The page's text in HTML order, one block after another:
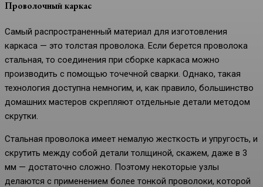
Проволочный каркас
Самый распространенный материал для изготовления
каркаса — это толстая проволока. Если берется проволока
стальная, то соединения при сборке каркаса можно
производить с помощью точечной сварки. Однако, такая
технология доступна немногим, и, как правило, большинство
домашних мастеров скрепляют отдельные детали методом
скрутки.
Стальная проволока имеет немалую жесткость и упругость, и
скрутить между собой детали толщиной, скажем, даже в 3
мм — достаточно сложно. Поэтому некоторые узлы
делаются с применением более тонкой проволоки, которой